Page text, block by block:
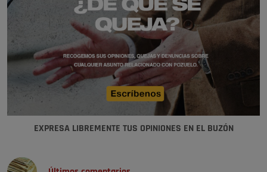
EXPRESA LIBREMENTE TUS OPINIONES EN EL BUZÓN